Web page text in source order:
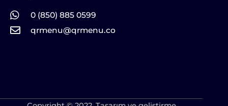
0 (850) 885 0599
qrmenu@qrmenu.co